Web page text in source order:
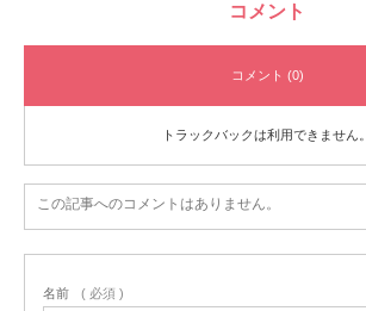
コメント
コメント (0)
トラックバックは利用できません。
この記事へのコメントはありません。
名前 ( 必須 )